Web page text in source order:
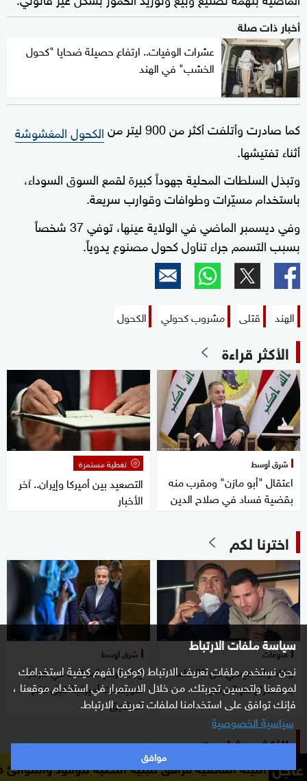
سياسة ملفات الارتباط
نحن نستخدم ملفات تعريف الارتباط (كوكيز) لفهم كيفية استخدامك
لموقعنا ولتحسين تجربتك. من خلال الاستمرار في استخدام موقعنا ،
فإنك توافق على استخدامنا لملفات تعريف الارتباط.
سياسية الخصوصية
موافق
أخبار ذات صلة
عشرات الوفيات.. ارتفاع حصيلة ضحايا "كحول
الخشب" في الهند
كما صادرت وأتلفت أكثر من 900 ليتر من
الكحول المغشوشة
أثناء تفتيشها.
وتبذل السلطات المحلية جهوداً كبيرة لقمع السوق السوداء،
باستخدام مسيّرات وطوافات وقوارب سريعة.
وفي ديسمبر الماضي في الولاية عينها، توفي 37 شخصاً
بسبب التسمم جراء تناول كحول مصنوع يدوياً.
الهند قتلى مشروب كحولي الكحول
الأكثر قراءة
شرق أوسط
اعتقال "أبو مازن" ومقرب منه
بقضية فساد في صلاح الدين
تغطية مستمرة
التصعيد بين أميركا وإيران.. آخر
الأخبار
اخترنا لكم
منوعات
وفاة والد ميسي عن 68 عاما
بعد صراع مع المرض
شرق أوسط
إيران ترفع السقف في هرمز:
تعويضات أميركية قبل فتح
المضيق
الأكثر مشاهدة
عاجلمرافق للبنية التحتية للوقود والموانئ في أوديسا جنوب